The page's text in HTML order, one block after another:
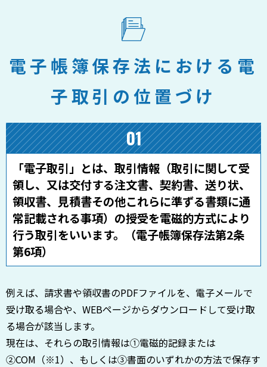
電子帳簿保存法における電
子取引の位置づけ
01
「電子取引」とは、取引情報（取引に関して受
領し、又は交付する注文書、契約書、送り状、
領収書、見積書その他これらに準ずる書類に通
常記載される事項）の授受を電磁的方式により
行う取引をいいます。（電子帳簿保存法第2条
第6項）
例えば、請求書や領収書のPDFファイルを、電子メールで
受け取る場合や、WEBページからダウンロードして受け取
る場合が該当します。
現在は、それらの取引情報は①電磁的記録または
②COM（※1）、もしくは③書面のいずれかの方法で保存す